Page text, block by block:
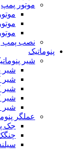
موتور پمپ
نصب پمپ
پنوماتیک
شیر
شیر
شیر
شیر
شیر
شیر
عملگر
جک